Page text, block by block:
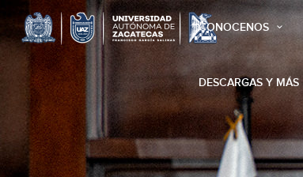
CONOCENOS
DESCARGAS Y MÁS